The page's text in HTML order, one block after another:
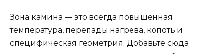
Зона камина — это всегда повышенная
температура, перепады нагрева, копоть и
специфическая геометрия. Добавьте сюда